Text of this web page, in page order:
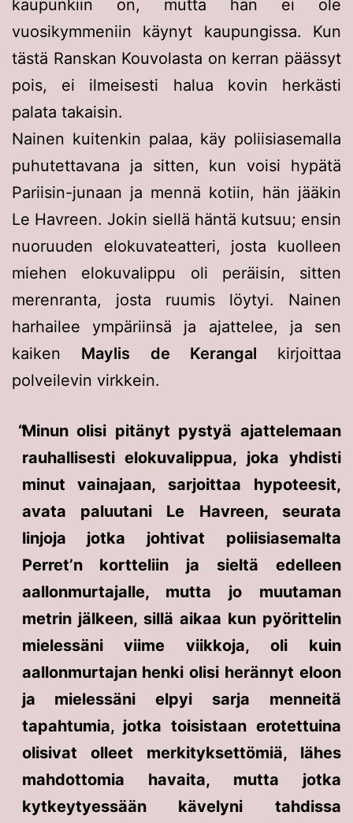
kaupunkiin on, mutta hän ei ole
vuosikymmeniin käynyt kaupungissa. Kun
tästä Ranskan Kouvolasta on kerran päässyt
pois, ei ilmeisesti halua kovin herkästi
palata takaisin.
Nainen kuitenkin palaa, käy poliisiasemalla
puhutettavana ja sitten, kun voisi hypätä
Pariisin-junaan ja mennä kotiin, hän jääkin
Le Havreen. Jokin siellä häntä kutsuu; ensin
nuoruuden elokuvateatteri, josta kuolleen
miehen elokuvalippu oli peräisin, sitten
merenranta, josta ruumis löytyi. Nainen
harhailee ympäriinsä ja ajattelee, ja sen
kaiken Maylis de Kerangal kirjoittaa
polveilevin virkkein.
Minun olisi pitänyt pystyä ajattelemaan
rauhallisesti elokuvalippua, joka yhdisti
minut vainajaan, sarjoittaa hypoteesit,
avata paluutani Le Havreen, seurata
linjoja jotka johtivat poliisiasemalta
Perret’n kortteliin ja sieltä edelleen
aallonmurtajalle, mutta jo muutaman
metrin jälkeen, sillä aikaa kun pyörittelin
mielessäni viime viikkoja, oli kuin
aallonmurtajan henki olisi herännyt eloon
ja mielessäni elpyi sarja menneitä
tapahtumia, jotka toisistaan erotettuina
olisivat olleet merkityksettömiä, lähes
mahdottomia havaita, mutta jotka
kytkeytyessään kävelyni tahdissa